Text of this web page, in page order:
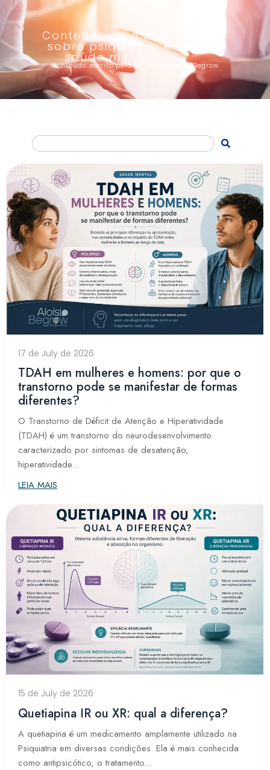
Conteúdo educativo
sobre psiquiatria e
saúde mental
Conteúdo escrito pelo Dr. Aloísio Hofer Begrow
17 de July de 2026
TDAH em mulheres e homens: por que o
transtorno pode se manifestar de formas
diferentes?
O Transtorno de Déficit de Atenção e Hiperatividade
(TDAH) é um transtorno do neurodesenvolvimento
caracterizado por sintomas de desatenção,
hiperatividade...
LEIA MAIS
15 de July de 2026
Quetiapina IR ou XR: qual a diferença?
A quetiapina é um medicamento amplamente utilizado na
Psiquiatria em diversas condições. Ela é mais conhecida
como antipsicótico, o tratamento...